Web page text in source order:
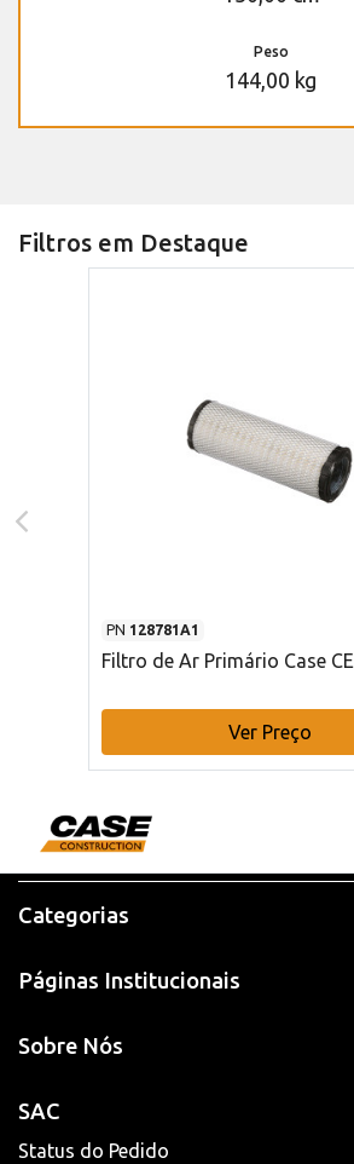
Peso
144,00 kg
Filtros em Destaque
PN 128781A1
Filtro de Ar Primário Case CE
Ver Preço
Categorias
Páginas Institucionais
Sobre Nós
SAC
Status do Pedido